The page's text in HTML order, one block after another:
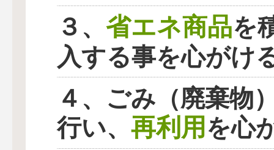
３、 省エネ商品を
入する事を心がけ
４、ごみ（廃棄物
行い、 再利用を心